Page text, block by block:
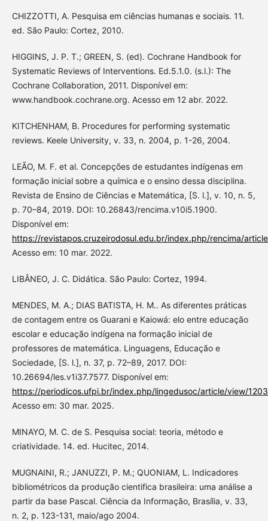
CHIZZOTTI, A. Pesquisa em ciências humanas e sociais. 11.
ed. São Paulo: Cortez, 2010.
HIGGINS, J. P. T.; GREEN, S. (ed). Cochrane Handbook for
Systematic Reviews of Interventions. Ed.5.1.0. (s.l.): The
Cochrane Collaboration, 2011. Disponível em:
www.handbook.cochrane.org. Acesso em 12 abr. 2022.
KITCHENHAM, B. Procedures for performing systematic
reviews. Keele University, v. 33, n. 2004, p. 1-26, 2004.
LEÃO, M. F. et al. Concepções de estudantes indígenas em
formação inicial sobre a química e o ensino dessa disciplina.
Revista de Ensino de Ciências e Matemática, [S. l.], v. 10, n. 5,
p. 70–84, 2019. DOI: 10.26843/rencima.v10i5.1900.
Disponível em:
https://revistapos.cruzeirodosul.edu.br/index.php/rencima/
Acesso em: 10 mar. 2022.
LIBÂNEO, J. C. Didática. São Paulo: Cortez, 1994.
MENDES, M. A.; DIAS BATISTA, H. M.. As diferentes práticas
de contagem entre os Guarani e Kaiowá: elo entre educação
escolar e educação indígena na formação inicial de
professores de matemática. Linguagens, Educação e
Sociedade, [S. l.], n. 37, p. 72–89, 2017. DOI:
10.26694/les.v1i37.7577. Disponível em:
https://periodicos.ufpi.br/index.php/lingedusoc/article/view/1203
Acesso em: 30 mar. 2025.
MINAYO, M. C. de S. Pesquisa social: teoria, método e
criatividade. 14. ed. Hucitec, 2014.
MUGNAINI, R.; JANUZZI, P. M.; QUONIAM, L. Indicadores
bibliométricos da produção cientifica brasileira: uma análise a
partir da base Pascal. Ciência da Informação, Brasília, v. 33,
n. 2, p. 123-131, maio/ago 2004.